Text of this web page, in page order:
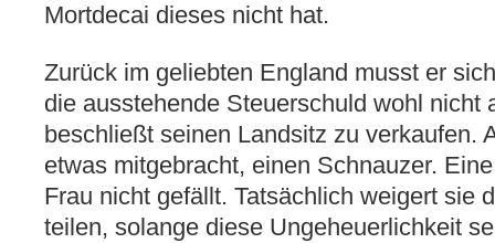
Mortdecai dieses nicht hat.
Zurück im geliebten England musst er
die ausstehende Steuerschuld wohl nicht
beschließt seinen Landsitz zu verkaufen.
etwas mitgebracht, einen Schnauzer.
Frau nicht gefällt. Tatsächlich weigert sie
teilen, solange diese Ungeheuerlichkeit